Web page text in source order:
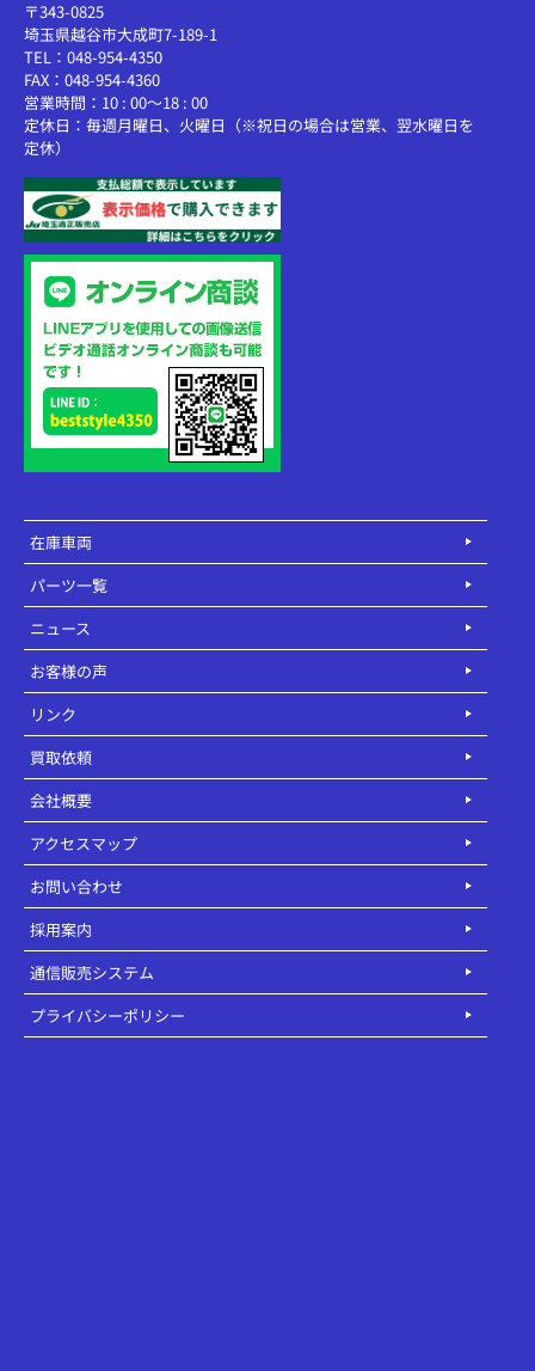
〒343-0825
埼玉県越谷市大成町7-189-1
TEL：048-954-4350
FAX：048-954-4360
営業時間：10 : 00～18 : 00
定休日：毎週月曜日、火曜日（※祝日の場合は営業、翌水曜日を
定休）
在庫車両
パーツ一覧
ニュース
お客様の声
リンク
買取依頼
会社概要
アクセスマップ
お問い合わせ
採用案内
通信販売システム
プライバシーポリシー